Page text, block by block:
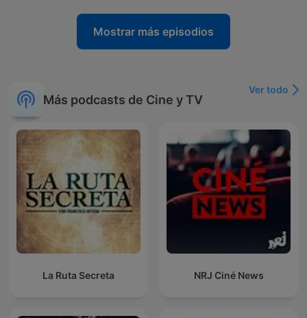
Mostrar más episodios
Más podcasts de Cine y TV
Ver todo
La Ruta Secreta NRJ Ciné News